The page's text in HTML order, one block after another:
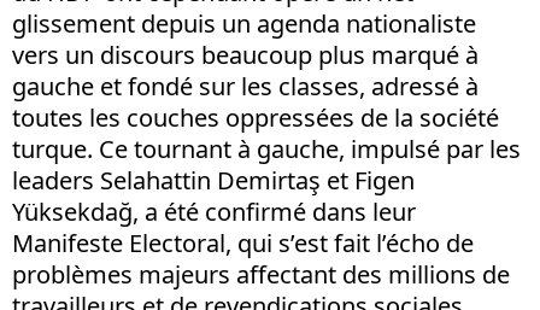
glissement depuis un agenda nationaliste
vers un discours beaucoup plus marqué à
gauche et fondé sur les classes, adressé à
toutes les couches oppressées de la société
turque. Ce tournant à gauche, impulsé par les
leaders Selahattin Demirtaş et Figen
Yüksekdağ, a été confirmé dans leur
Manifeste Electoral, qui s’est fait l’écho de
problèmes majeurs affectant des millions de